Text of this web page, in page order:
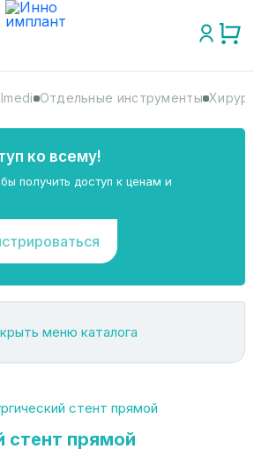
Отдельные инструменты
ко всему!
получить доступ к ценам и
меню каталога
стент прямой